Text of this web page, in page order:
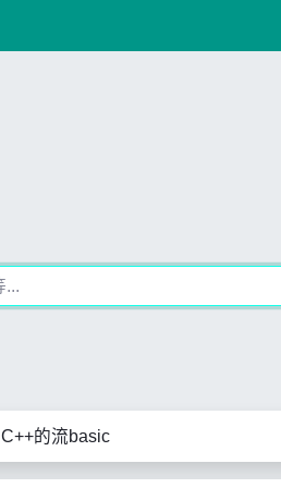
C++的流basic